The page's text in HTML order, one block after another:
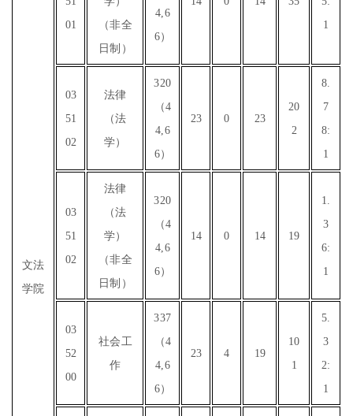
文法
学院
01
（非全
日制）
4,6
6）
1
03
51
02
法律
（法
学）
320
（4
4,6
6）
23 0 23
20
2
8.
7
8:
1
03
51
02
法律
（法
学）
（非全
日制）
320
（4
4,6
6）
14 0 14 19
1.
3
6:
1
03
52
00
社会工
作
337
（4
4,6
6）
23 4 19
10
1
5.
3
2:
1